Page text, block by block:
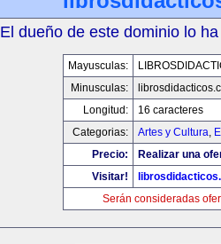
El dueño de este dominio lo
Mayusculas:
Minusculas:
Longitud:
16 caracteres
Categorias:
Artes y Cultura,
Precio:
Realizar una
Visitar!
Serán consideradas